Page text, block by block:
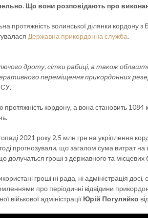
Що вони розповідають про
протяжність волинської ділянки кордону
Державна прикордонна служба.
дроту, сітки рабиці, а також
переміщення прикордонних
протяжність кордону, а вона становить 1084
2021 року 2,5 млн грн на укріплення
прогнозували, що загалом сума витрат
долучаться гроші з державного та
гроші ні рада, ні адміністрація
про періодичні відвідини
війькової адміністрації Юрій Погуляйко